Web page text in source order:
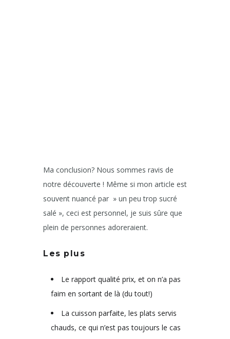
Ma conclusion? Nous sommes ravis de
notre découverte ! Même si mon article est
souvent nuancé par » un peu trop sucré
salé », ceci est personnel, je suis sûre que
plein de personnes adoreraient.
Les plus
Le rapport qualité prix, et on n’a pas
faim en sortant de là (du tout!)
La cuisson parfaite, les plats servis
chauds, ce qui n’est pas toujours le cas